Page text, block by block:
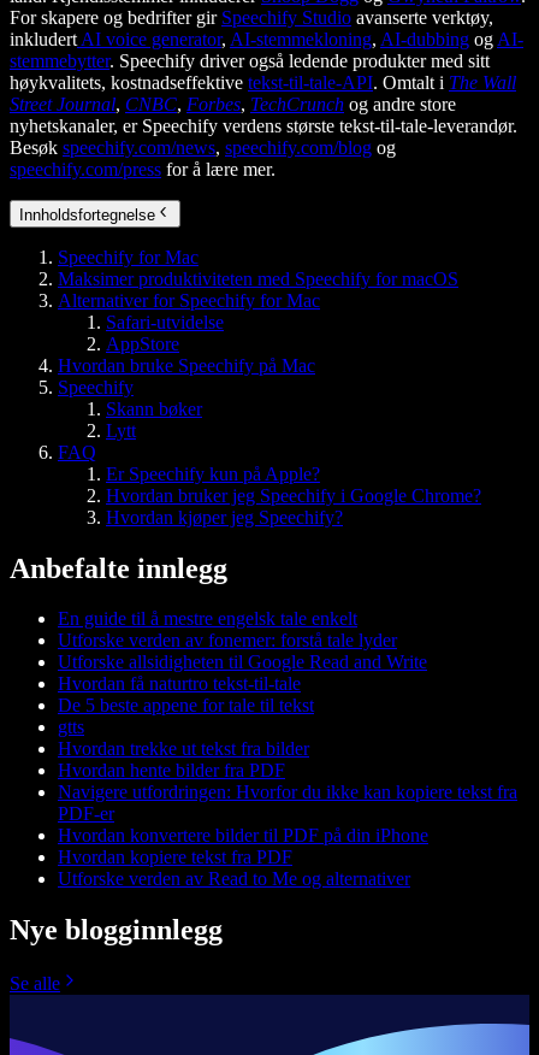
For skapere og bedrifter gir Speechify Studio avanserte verktøy,
inkludert AI voice generator, AI-stemmekloning, AI-dubbing og AI-
stemmebytter. Speechify driver også ledende produkter med sitt
høykvalitets, kostnadseffektive tekst-til-tale-API. Omtalt i The Wall
Street Journal, CNBC, Forbes, TechCrunch og andre store
nyhetskanaler, er Speechify verdens største tekst-til-tale-leverandør.
Besøk speechify.com/news, speechify.com/blog og
speechify.com/press for å lære mer.
Innholdsfortegnelse
Speechify for Mac
Maksimer produktiviteten med Speechify for macOS
Alternativer for Speechify for Mac
Safari-utvidelse
AppStore
Hvordan bruke Speechify på Mac
Speechify
Skann bøker
Lytt
FAQ
Er Speechify kun på Apple?
Hvordan bruker jeg Speechify i Google Chrome?
Hvordan kjøper jeg Speechify?
Anbefalte innlegg
En guide til å mestre engelsk tale enkelt
Utforske verden av fonemer: forstå tale lyder
Utforske allsidigheten til Google Read and Write
Hvordan få naturtro tekst-til-tale
De 5 beste appene for tale til tekst
gtts
Hvordan trekke ut tekst fra bilder
Hvordan hente bilder fra PDF
Navigere utfordringen: Hvorfor du ikke kan kopiere tekst fra
PDF-er
Hvordan konvertere bilder til PDF på din iPhone
Hvordan kopiere tekst fra PDF
Utforske verden av Read to Me og alternativer
Nye blogginnlegg
Se alle